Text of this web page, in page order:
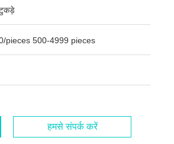
pieces 500-4999 pieces
हमसे संपर्क करें